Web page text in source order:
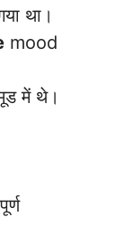
था।
mood
में थे।